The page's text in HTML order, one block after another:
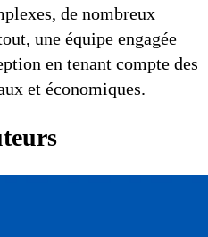
de nombreux
une équipe engagée
en tenant compte des
et économiques.